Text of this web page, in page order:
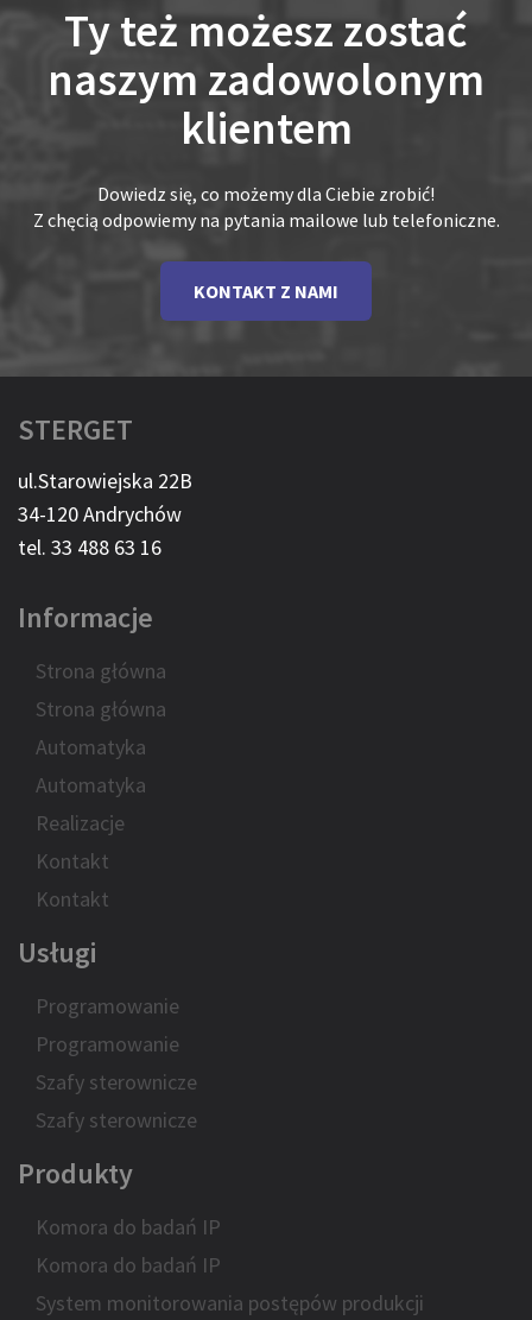
Ty też możesz zostać
naszym zadowolonym
klientem
Dowiedz się, co możemy dla Ciebie zrobić!
Z chęcią odpowiemy na pytania mailowe lub telefoniczne.
KONTAKT Z NAMI
STERGET
ul.Starowiejska 22B
34-120 Andrychów
tel. 33 488 63 16
Informacje
Strona główna
Strona główna
Automatyka
Automatyka
Realizacje
Kontakt
Kontakt
Usługi
Programowanie
Programowanie
Szafy sterownicze
Szafy sterownicze
Produkty
Komora do badań IP
Komora do badań IP
System monitorowania postępów produkcji